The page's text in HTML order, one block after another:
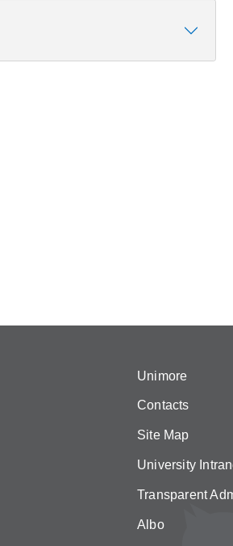
Unimore
Contacts
Site Map
University
Transparent
Albo